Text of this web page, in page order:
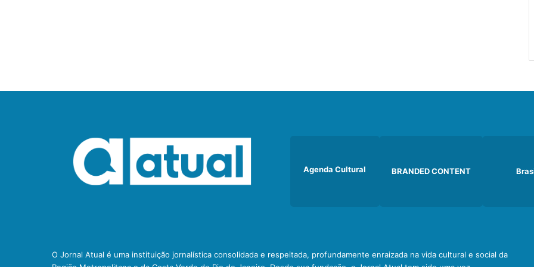
Agenda Cultural BRANDED CONTENT
O Jornal Atual é uma instituição jornalística consolidada e respeitada, profundamente enraizada na vida cultural e social da